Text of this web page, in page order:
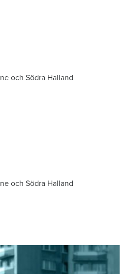
och Södra Halland
och Södra Halland